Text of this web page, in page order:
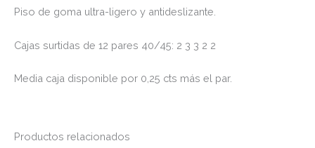
Piso de goma ultra-ligero y antideslizante.
Cajas surtidas de 12 pares 40/45: 2 3 3 2 2
Media caja disponible por 0,25 cts más el par.
Productos relacionados